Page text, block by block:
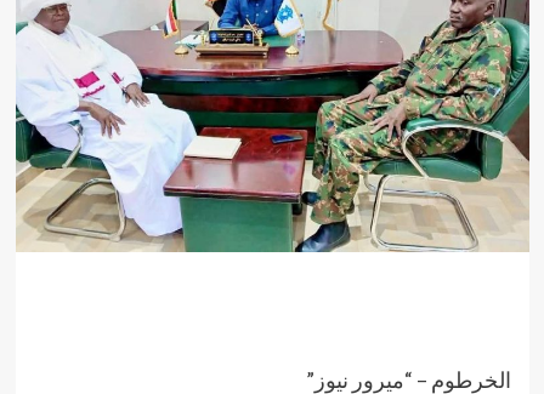
الخرطوم – “ميرور نيوز”